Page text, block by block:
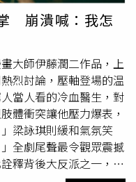
崩潰喊：我怎
大師伊藤潤二作品，上
烈討論，壓軸登場的温
當人看的冷血醫生，對
體衝突讓他壓力爆表，
梁詠琪則緩和氣氛笑
全劇尾聲最令觀眾震撼
釋背後大反派之一，硬